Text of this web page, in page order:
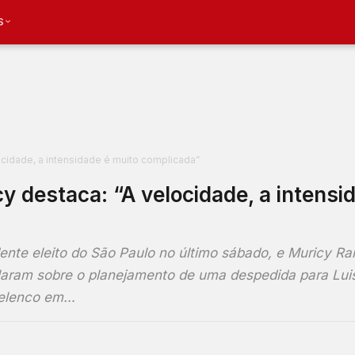
a intensidade é muito complicada”
destaca: “A velocidade, a
eleito do São Paulo no último sábado, e Muricy
sobre o planejamento de uma despedida para
em…